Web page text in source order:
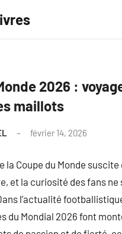
2026 :
maillots
février 14, 2026
la Coupe du Monde suscite
et la curiosité des fans ne
l’actualité
du Mondial 2026 font